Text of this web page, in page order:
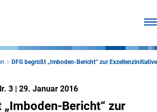
DFG begrüßt „Imboden-Bericht“ zur Exzellenzinitiative
3 | 29. Januar 2016
„Imboden-Bericht“ zur